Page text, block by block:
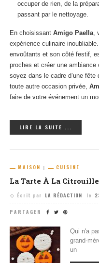
occuper de rien, de la
passant par le nettoyage.
En choisissant Amigo Paella
expérience culinaire
envoûtants et son côté festif,
proches et créer une
soyez dans le cadre d’une fête
toute autre occasion privée,
faire de votre événement un
LIRE LA SUITE ...
MAISON CUISINE
La Tarte À La
Écrit par LA RÉDACTION le
PARTAGER
Qui n'a
grand-
un